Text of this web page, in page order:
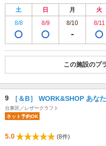
土 日 月 火
8/8
8/9 8/10 8/11
この施設のプ
9 ［＆B］ WORK&SHOP あな
台東区／レザークラフト
ネット予約OK
5.0
(8件)